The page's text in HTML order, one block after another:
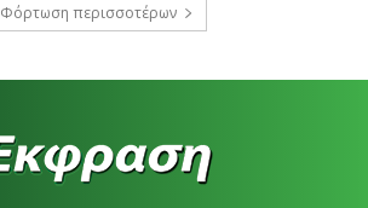
Φόρτωση περισσοτέρων